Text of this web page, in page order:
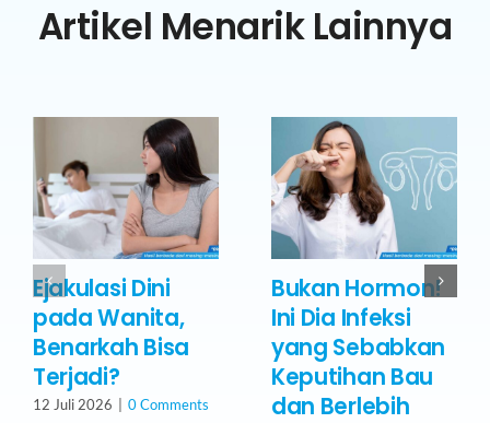
Artikel Menarik Lainnya
Ejakulasi Dini
pada Wanita,
Benarkah Bisa
Terjadi?
12 Juli 2026 0 Comments
Bukan Hormon!
Ini Dia Infeksi
yang Sebabkan
Keputihan Bau
dan Berlebih